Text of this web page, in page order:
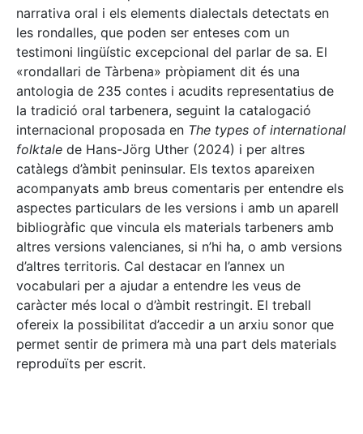
narrativa oral i els elements dialectals detectats en
les rondalles, que poden ser enteses com un
testimoni lingüístic excepcional del parlar de sa. El
«rondallari de Tàrbena» pròpiament dit és una
antologia de 235 contes i acudits representatius de
la tradició oral tarbenera, seguint la catalogació
internacional proposada en The types of international
folktale de Hans-Jörg Uther (2024) i per altres
catàlegs d’àmbit peninsular. Els textos apareixen
acompanyats amb breus comentaris per entendre els
aspectes particulars de les versions i amb un aparell
bibliogràfic que vincula els materials tarbeners amb
altres versions valencianes, si n’hi ha, o amb versions
d’altres territoris. Cal destacar en l’annex un
vocabulari per a ajudar a entendre les veus de
caràcter més local o d’àmbit restringit. El treball
ofereix la possibilitat d’accedir a un arxiu sonor que
permet sentir de primera mà una part dels materials
reproduïts per escrit.